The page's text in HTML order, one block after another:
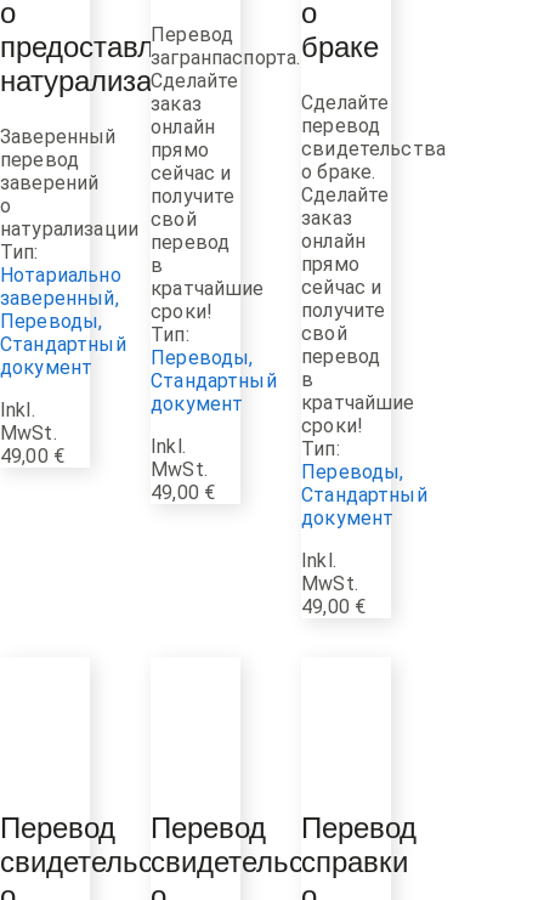
о
предоставлении
натурализации
Заверенный
перевод
заверений
о
натурализации
Тип:
Нотариально
заверенный,
Переводы,
Стандартный
документ
49,00 €
Inkl.
MwSt.
Перевод
загранпаспорта.
Сделайте
заказ
онлайн
прямо
сейчас и
получите
свой
перевод
в
кратчайшие
сроки!
Тип:
Переводы,
Стандартный
документ
49,00 €
Inkl.
MwSt.
о
браке
Сделайте
перевод
свидетельства
о браке.
Сделайте
заказ
онлайн
прямо
сейчас и
получите
свой
перевод
в
кратчайшие
сроки!
Тип:
Переводы,
Стандартный
документ
49,00 €
Inkl.
MwSt.
Перевод
свидетельства
Перевод
свидетельства
Перевод
справки